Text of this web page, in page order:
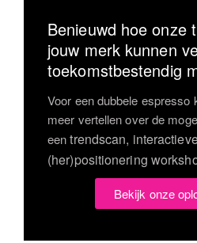
Benieuwd hoe onze
jouw merk kunnen
toekomstbestendig
Voor een dubbele espresso
meer vertellen over de
eentrendscan,
(her)positionering
Bekijk onze